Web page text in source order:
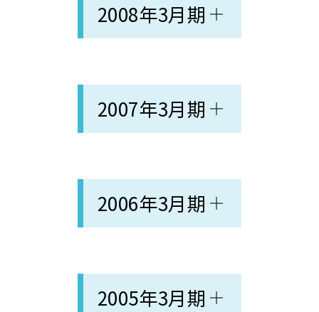
2008年3月期
2007年3月期
2006年3月期
2005年3月期